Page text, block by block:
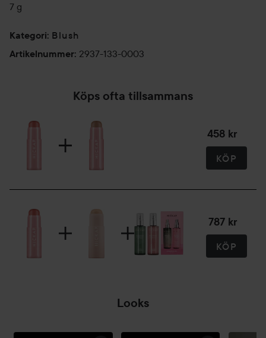
7 g
Kategori: Blush
Artikelnummer: 2937-133-0003
Köps ofta tillsammans
458 kr
KÖP
787 kr
KÖP
Looks